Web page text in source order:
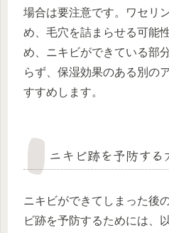
場合は要注意です。ワセリ
め、毛穴を詰まらせる可能
め、ニキビができている部
らず、保湿効果のある別の
すすめします。
ニキビ跡を予防する
ニキビができてしまった後
ビ跡を予防するためには、